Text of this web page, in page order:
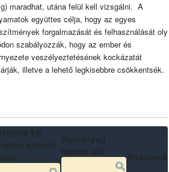
maradhat, utána felül kell vizsgálni. A
együttes célja, hogy az egyes
forgalmazását és felhasználását oly
szabályozzák, hogy az ember és
veszélyeztetésének kockázatát
illetve a lehető legkisebbre csökkentsék.